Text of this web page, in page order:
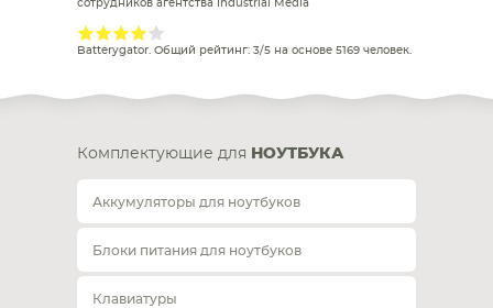
сотрудников агентства Industrial Media
Batterygator. Общий рейтинг: 3/5 на основе 5169 человек.
Комплектующие для НОУТБУКА
Аккумуляторы для ноутбуков
Блоки питания для ноутбуков
Клавиатуры